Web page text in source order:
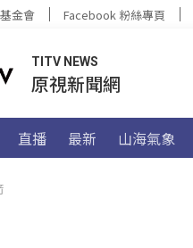
金會 Facebook 粉絲專頁
TITV NEWS
原視新聞網
直播 最新 山海氣象